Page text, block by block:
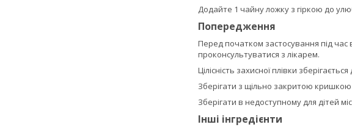
Додайте 1 чайну ложку з гіркою до
Попередження
Перед початком застосування під час
проконсультуватися з лікарем.
Цілісність захисної плівки
Зберігати з щільно закритою кришкою
Зберігати в недоступному для дітей
Інші інгредієнти